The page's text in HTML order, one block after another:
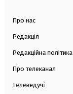
Про нас
Редакція
Редакційна політика
Про телеканал
Телеведучі